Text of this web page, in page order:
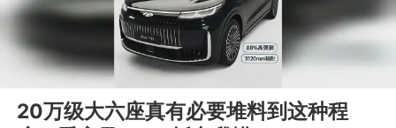
00:00
20万级大六座真有必要堆料到这种程